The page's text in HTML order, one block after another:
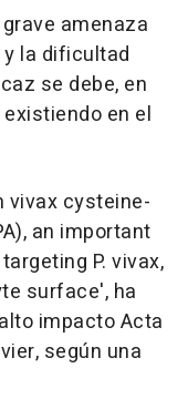
amenaza
la dificultad
se debe, en
en el
vivax cysteine-
an important
P. vivax,
surface', ha
impacto Acta
según una